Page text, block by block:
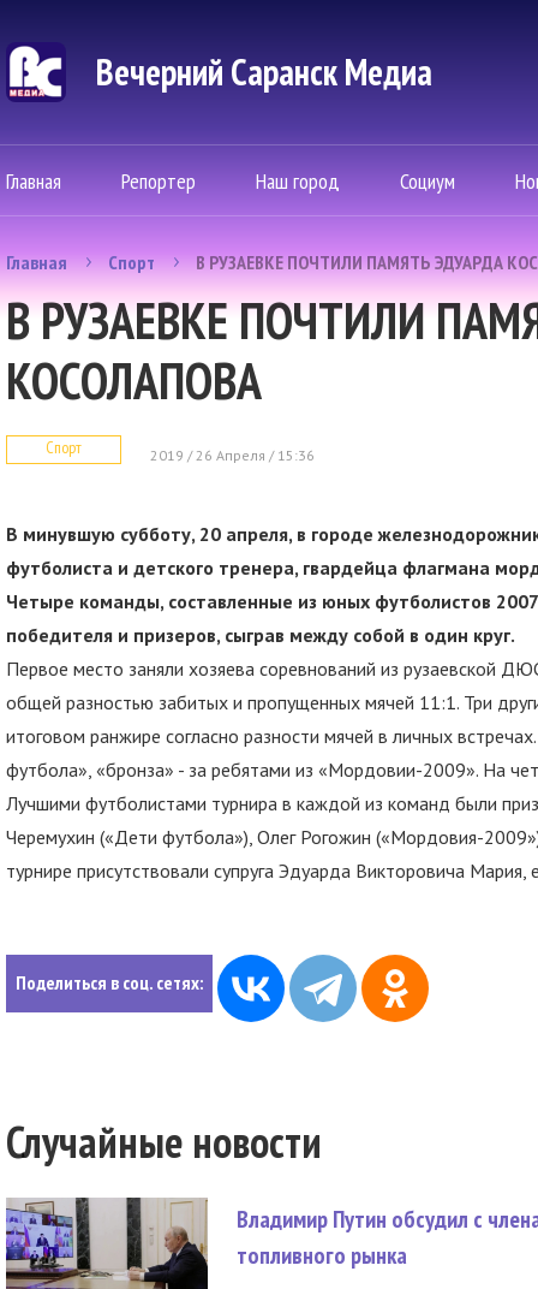
Вечерний Саранск Mедиа
Главная Репортер Наш город Социум
Главная Спорт В РУЗАЕВКЕ ПОЧТИЛИ ПАМЯТЬ ЭДУАРДА
В РУЗАЕВКЕ ПОЧТИЛИ
КОСОЛАПОВА
Спорт 2019 / 26 Апреля / 15:36
В минувшую субботу, 20 апреля, в городе
футболиста и детского тренера, гвардейца флагмана
Четыре команды, составленные из юных футболистов
победителя и призеров, сыграв между собой в один круг.
Первое место заняли хозяева соревнований из рузаевской
общей разностью забитых и пропущенных мячей 11:1. Три
итоговом ранжире согласно разности мячей в личных
футбола», «бронза» - за ребятами из «Мордовии-2009». На
Лучшими футболистами турнира в каждой из команд были
Черемухин («Дети футбола»), Олег Рогожин («Мордовия-
турнире присутствовали супруга Эдуарда Викторовича Мария,
Поделиться в соц. сетях:
Случайные новости
Владимир Путин обсудил с
топливного рынка